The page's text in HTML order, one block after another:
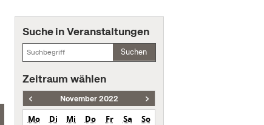
Suche in Veranstaltungen
Suchen
Zeitraum wählen
November 2022
Mo Di Mi Do Fr Sa
So